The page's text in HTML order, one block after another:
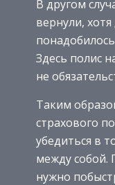
В другом
вернули,
Здесь полис
не
Таким
страхового
убедиться в
между
нужно